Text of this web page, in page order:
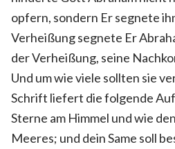
opfern, sondern Er segnete
Verheißung segnete Er
der Verheißung, seine
Und um wie viele sollten sie
Schrift liefert die folgende
Sterne am Himmel und wie
Meeres; und dein Same soll